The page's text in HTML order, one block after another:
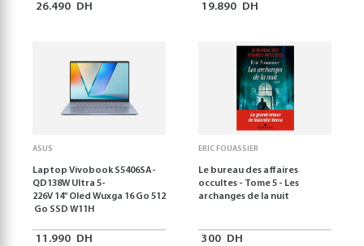
26.490 DH 19.890 DH
ASUS
Laptop Vivobook S5406SA-
QD138W Ultra 5-
226V 14" Oled Wuxga 16 Go 512
Go SSD W11H
11.990 DH
ERIC FOUASSIER
Le bureau des affaires
occultes - Tome 5 - Les
archanges de la nuit
300 DH